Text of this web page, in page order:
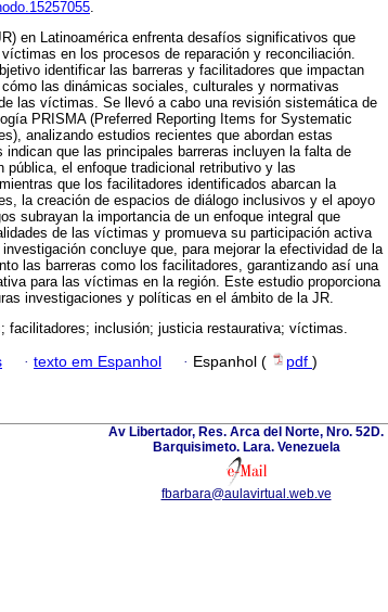
.
en Latinoamérica enfrenta desafíos significativos que
en los procesos de reparación y reconciliación.
identificar las barreras y facilitadores que impactan
las dinámicas sociales, culturales y normativas
las víctimas. Se llevó a cabo una revisión sistemática de
PRISMA (Preferred Reporting Items for Systematic
analizando estudios recientes que abordan estas
que las principales barreras incluyen la falta de
pública, el enfoque tradicional retributivo y las
que los facilitadores identificados abarcan la
la creación de espacios de diálogo inclusivos y el apoyo
subrayan la importancia de un enfoque integral que
de las víctimas y promueva su participación activa
concluye que, para mejorar la efectividad de la
las barreras como los facilitadores, garantizando así una
para las víctimas en la región. Este estudio proporciona
investigaciones y políticas en el ámbito de la JR.
facilitadores; inclusión; justicia restaurativa; víctimas.
· texto em Espanhol · Espanhol ( pdf )
Av Libertador, Res. Arca del Norte, Nro. 52D.
Barquisimeto. Lara. Venezuela
fbarbara@aulavirtual.web.ve